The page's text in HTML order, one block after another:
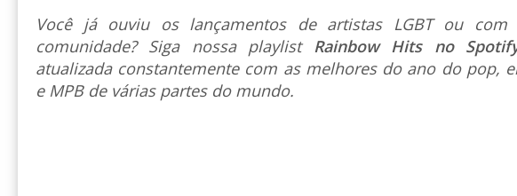
Você já ouviu os lançamentos de artistas LGBT ou
comunidade? Siga nossa playlist Rainbow Hits no
atualizada constantemente com as melhores do ano do pop,
e MPB de várias partes do mundo.